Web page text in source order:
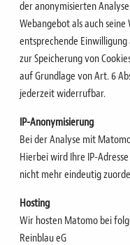
der anonymisierten
Webangebot als auch
entsprechende
zur Speicherung von
auf Grundlage von Art. 6
jederzeit widerrufbar.
IP-Anonymisierung
Bei der Analyse mit
Hierbei wird Ihre IP-
nicht mehr eindeutig
Hosting
Wir hosten Matomo bei
Reinblau eG